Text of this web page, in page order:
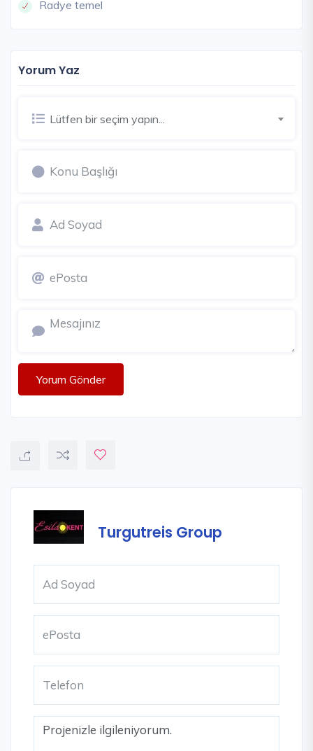
Radye temel
Yorum Yaz
Lütfen bir seçim yapın...
Yorum Gönder
Turgutreis Group